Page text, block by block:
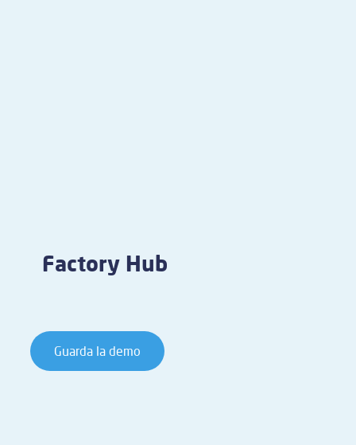
Factory Hub
Guarda la demo